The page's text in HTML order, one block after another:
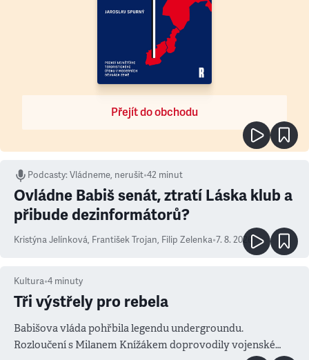
Přejít do obchodu
Podcasty:Vládneme, nerušit•42 minut
Ovládne Babiš senát, ztratí Láska klub a
přibude dezinformátorů?
Kristýna Jelínková, František Trojan, Filip Zelenka•7. 8. 2026
Kultura•4 minuty
Tři výstřely pro rebela
Babišova vláda pohřbila legendu undergroundu.
Rozloučení s Milanem Knížákem doprovodily vojenské